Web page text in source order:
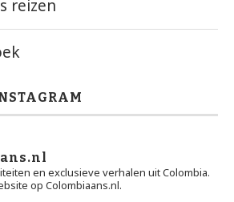
reizen
en exclusieve verhalen uit Colombia.
op Colombiaans.nl.